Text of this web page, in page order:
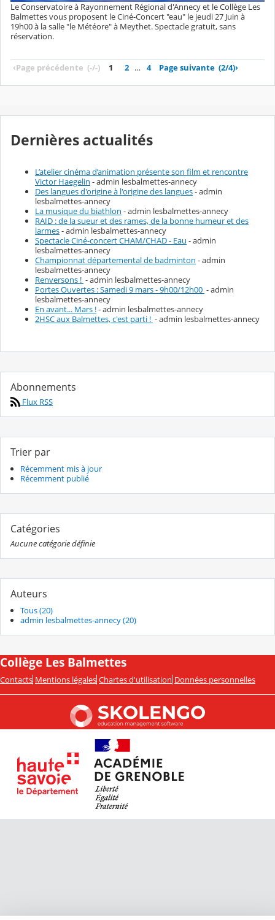
Le Conservatoire à Rayonnement Régional d'Annecy et le Collège Les
Balmettes vous proposent le Ciné-Concert "eau" le jeudi 27 Juin à
19h00 à la salle "le Météore" à Meythet. Spectacle gratuit, sans
réservation.
‹Page précédente (-/-) 1 2 … 4 Page suivante (2/4)›
Dernières actualités
L’atelier cinéma d’animation présente son film et rencontre
Victor Haegelin - admin lesbalmettes-annecy
Des langues d'origine à l'origine des langues- admin
lesbalmettes-annecy
La musique du biathlon - admin lesbalmettes-annecy
RAID : de la sueur et des rames, de la bonne humeur et des
larmes- admin lesbalmettes-annecy
Spectacle Ciné-concert CHAM/CHAD - Eau - admin
lesbalmettes-annecy
Championnat départemental de badminton - admin
lesbalmettes-annecy
Renversons ! - admin lesbalmettes-annecy
Portes Ouvertes : Samedi 9 mars - 9h00/12h00 - admin
lesbalmettes-annecy
En avant... Mars !- admin lesbalmettes-annecy
2HSC aux Balmettes, c'est parti ! - admin lesbalmettes-annecy
Abonnements
Flux RSS
Trier par
Récemment mis à jour
Récemment publié
Catégories
Aucune catégorie définie
Auteurs
Tous (20)
admin lesbalmettes-annecy (20)
Collège Les Balmettes
Contacts Mentions légales Chartes d'utilisation Données personnelles